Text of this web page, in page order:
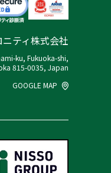
ニティ株式会社
ku, Fukuoka-shi,
815-0035, Japan
GOOGLE MAP